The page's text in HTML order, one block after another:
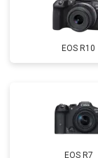
EOS R10
EOS R7